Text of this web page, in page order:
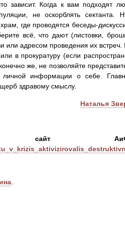
зависит. Когда к вам подходят
не оскорблять сектанта.
где проводятся беседы-
всё, что дают (листовки,
или адресом проведения их встреч.
в прокуратуру (если
же, не позволяйте
личной информации о себе.
здравому смыслу.
Наталья
сайт